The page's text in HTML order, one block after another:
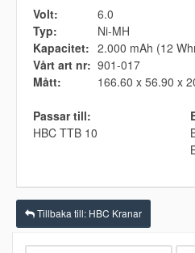
Volt:
6.0
Typ:
Ni-MH
Kapacitet: 2.000 mAh (12
Vårt art nr: 901-017
Mått:
166.60 x 56.90 x
Passar till:
HBC TTB 10
Tillbaka till: HBC Kranar